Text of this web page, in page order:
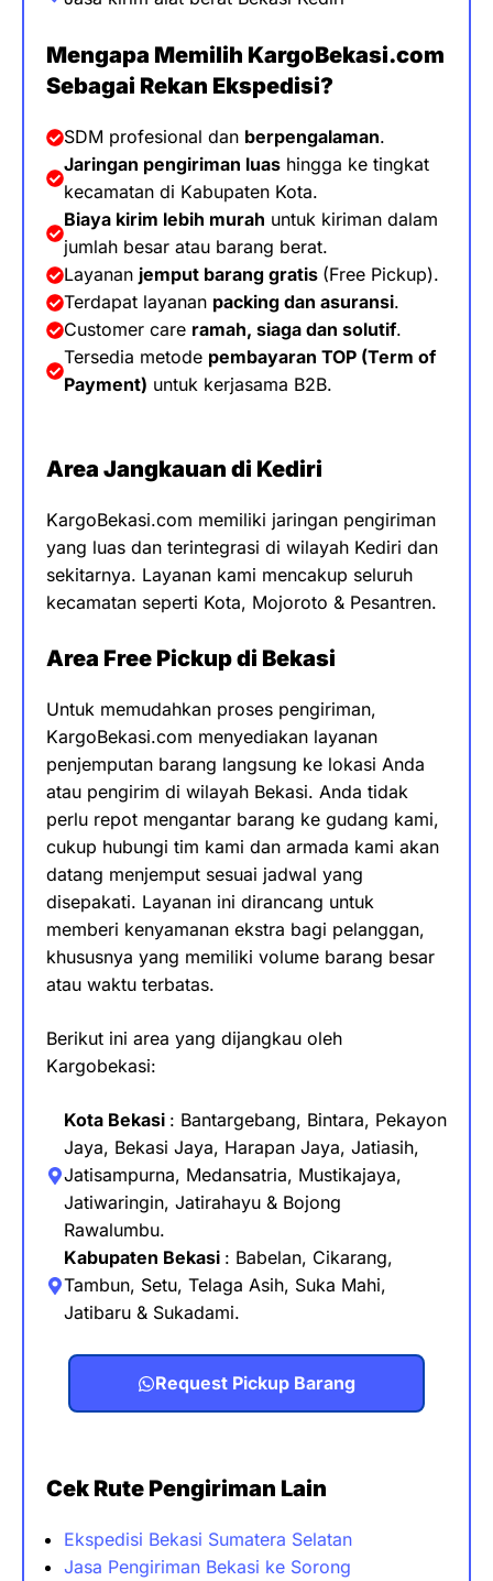
Mengapa Memilih KargoBekasi.com
Sebagai Rekan Ekspedisi?
SDM profesional dan berpengalaman.
Jaringan pengiriman luas hingga ke tingkat
kecamatan di Kabupaten Kota.
Biaya kirim lebih murah untuk kiriman dalam
jumlah besar atau barang berat.
Layanan jemput barang gratis (Free Pickup).
Terdapat layanan packing dan asuransi.
Customer care ramah, siaga dan solutif.
Tersedia metode pembayaran TOP (Term of
Payment) untuk kerjasama B2B.
Area Jangkauan di Kediri
KargoBekasi.com memiliki jaringan pengiriman
yang luas dan terintegrasi di wilayah Kediri dan
sekitarnya. Layanan kami mencakup seluruh
kecamatan seperti Kota, Mojoroto & Pesantren.
Area Free Pickup di Bekasi
Untuk memudahkan proses pengiriman,
KargoBekasi.com menyediakan layanan
penjemputan barang langsung ke lokasi Anda
atau pengirim di wilayah Bekasi. Anda tidak
perlu repot mengantar barang ke gudang kami,
cukup hubungi tim kami dan armada kami akan
datang menjemput sesuai jadwal yang
disepakati. Layanan ini dirancang untuk
memberi kenyamanan ekstra bagi pelanggan,
khususnya yang memiliki volume barang besar
atau waktu terbatas.
Berikut ini area yang dijangkau oleh
Kargobekasi:
Kota Bekasi : Bantargebang, Bintara, Pekayon
Jaya, Bekasi Jaya, Harapan Jaya, Jatiasih,
Jatisampurna, Medansatria, Mustikajaya,
Jatiwaringin, Jatirahayu & Bojong
Rawalumbu.
Kabupaten Bekasi : Babelan, Cikarang,
Tambun, Setu, Telaga Asih, Suka Mahi,
Jatibaru & Sukadami.
Request Pickup Barang
Cek Rute Pengiriman Lain
Ekspedisi Bekasi Sumatera Selatan
Jasa Pengiriman Bekasi ke Sorong